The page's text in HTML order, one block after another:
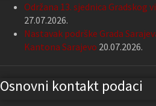
Održana 13. sjednica Gradskog
27.07.2026.
Nastavak podrške Grada
Kantona Sarajevo 20.07.2026.
Osnovni kontakt podaci